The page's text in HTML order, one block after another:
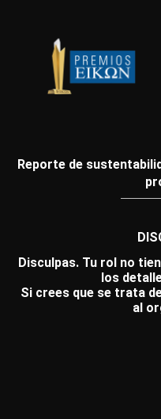
contenido
Reporte de
Disculpas. Tu rol no
los
Si crees que se trata
al